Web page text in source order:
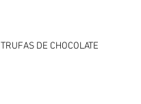
TRUFAS DE CHOCOLATE